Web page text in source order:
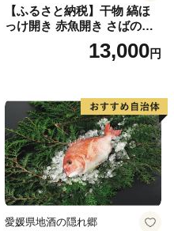
【ふるさと納税】干物 縞ほ
っけ開き 赤魚開き さばの開
き 魚醤干し 3種 セット 詰め
合わせ 魚 おかず 肉厚 おいし
取り寄せグルメ 魚醤 ナンプ
ラー 愛知県 小牧市 冷凍 送料
無料
13,000円
愛媛県地酒の隠れ郷